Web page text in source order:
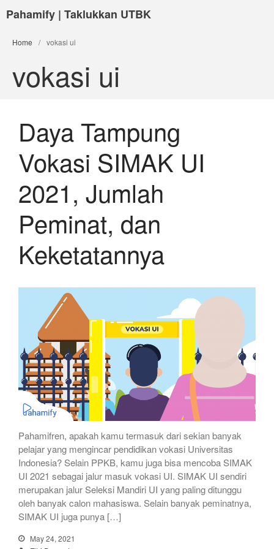
Pahamify | Taklukkan UTBK
Home / vokasi ui
vokasi ui
Daya Tampung
Vokasi SIMAK UI
2021, Jumlah
Peminat, dan
Keketatannya
Pahamifren, apakah kamu termasuk dari sekian banyak
pelajar yang mengincar pendidikan vokasi Universitas
Indonesia? Selain PPKB, kamu juga bisa mencoba SIMAK
UI 2021 sebagai jalur masuk vokasi UI. SIMAK UI sendiri
merupakan jalur Seleksi Mandiri UI yang paling ditunggu
oleh banyak calon mahasiswa. Selain banyak peminatnya,
SIMAK UI juga punya […]
May 24, 2021